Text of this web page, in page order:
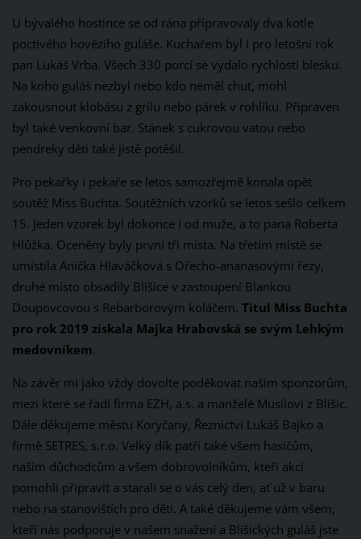
U bývalého hostince se od rána připravovaly dva kotle
poctivého hovězího guláše. Kuchařem byl i pro letošní rok
pan Lukáš Vrba. Všech 330 porcí se vydalo rychlostí blesku.
Na koho guláš nezbyl nebo kdo neměl chuť, mohl
zakousnout klobásu z grilu nebo párek v rohlíku. Připraven
byl také venkovní bar. Stánek s cukrovou vatou nebo
pendreky děti také jistě potěšil.
Pro pekařky i pekaře se letos samozřejmě konala opět
soutěž Miss Buchta. Soutěžních vzorků se letos sešlo celkem
15. Jeden vzorek byl dokonce i od muže, a to pana Roberta
Hlůžka. Oceněny byly první tři místa. Na třetím místě se
umístila Anička Hlaváčková s Ořecho-ananasovými řezy,
druhé místo obsadily Blišice v zastoupení Blankou
Doupovcovou s Rebarborovým koláčem. Titul Miss Buchta
pro rok 2019 získala Majka Hrabovská se svým Lehkým
medovníkem.
Na závěr mi jako vždy dovolte poděkovat našim sponzorům,
mezi které se řadí firma EZH, a.s. a manželé Musilovi z Blišic.
Dále děkujeme městu Koryčany, Řeznictví Lukáš Bajko a
firmě SETRES, s.r.o. Velký dík patří také všem hasičům,
našim důchodcům a všem dobrovolníkům, kteří akci
pomohli připravit a starali se o vás celý den, ať už v baru
nebo na stanovištích pro děti. A také děkujeme vám všem,
kteří nás podporuje v našem snažení a Blišických guláš jste